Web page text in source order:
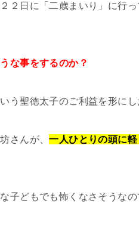
２日に「二歳まいり」に行っ
な事をするのか？
う聖徳太子のご利益を形にし
さんが、一人ひとりの頭に
子どもでも怖くなさそうなの